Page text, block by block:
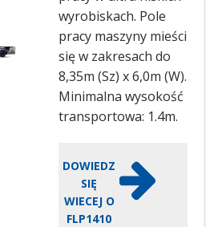
wyrobiskach. Pole
pracy maszyny mieści
się w zakresach do
8,35m (Sz) x 6,0m (W).
Minimalna wysokość
transportowa: 1.4m.
DOWIEDZ
SIĘ
WIECEJ O
FLP1410